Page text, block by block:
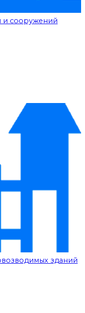
и сооружений
зданий